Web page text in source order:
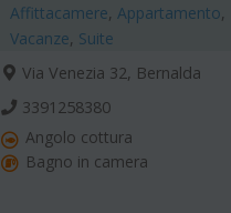
Affittacamere, Appartamento,
Vacanze, Suite
Via Venezia 32, Bernalda
3391258380
Angolo cottura
Bagno in camera